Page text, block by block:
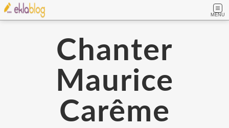
MENU
Chanter
Maurice
Carême